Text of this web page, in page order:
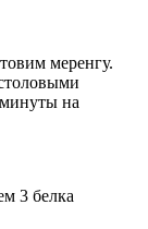
меренгу.
на
3 белка